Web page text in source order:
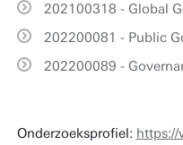
202100318 - Global
202200081 - Public
202200089 -
Onderzoeksprofiel: https://